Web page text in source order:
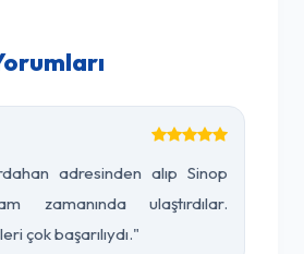
adresinden alıp Sinop
zamanında ulaştırdılar.
çok başarılıydı."